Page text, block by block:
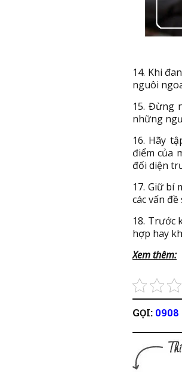
14. Khi
nguôi
15. Đừng
những
16. Hãy
điểm của
đối diện
17. Giữ bí
các vấn
18. Trước
hợp hay
Xem thêm:
GỌI: 0908